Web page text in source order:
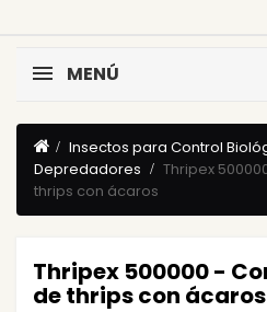
MENÚ
Insectos para Control
Depredadores
Thripex
thrips con ácaros
Thripex 500000 -
de thrips con ácaros